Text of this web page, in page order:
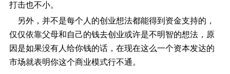
打击也不小。
另外，并不是每个人的创业想法都能得到资金支持的，
仅仅依靠父母和自己的钱去创业或许是不明智的想法，原
因是如果没有人给你钱的话，在现在这么一个资本发达的
市场就表明你这个商业模式行不通。